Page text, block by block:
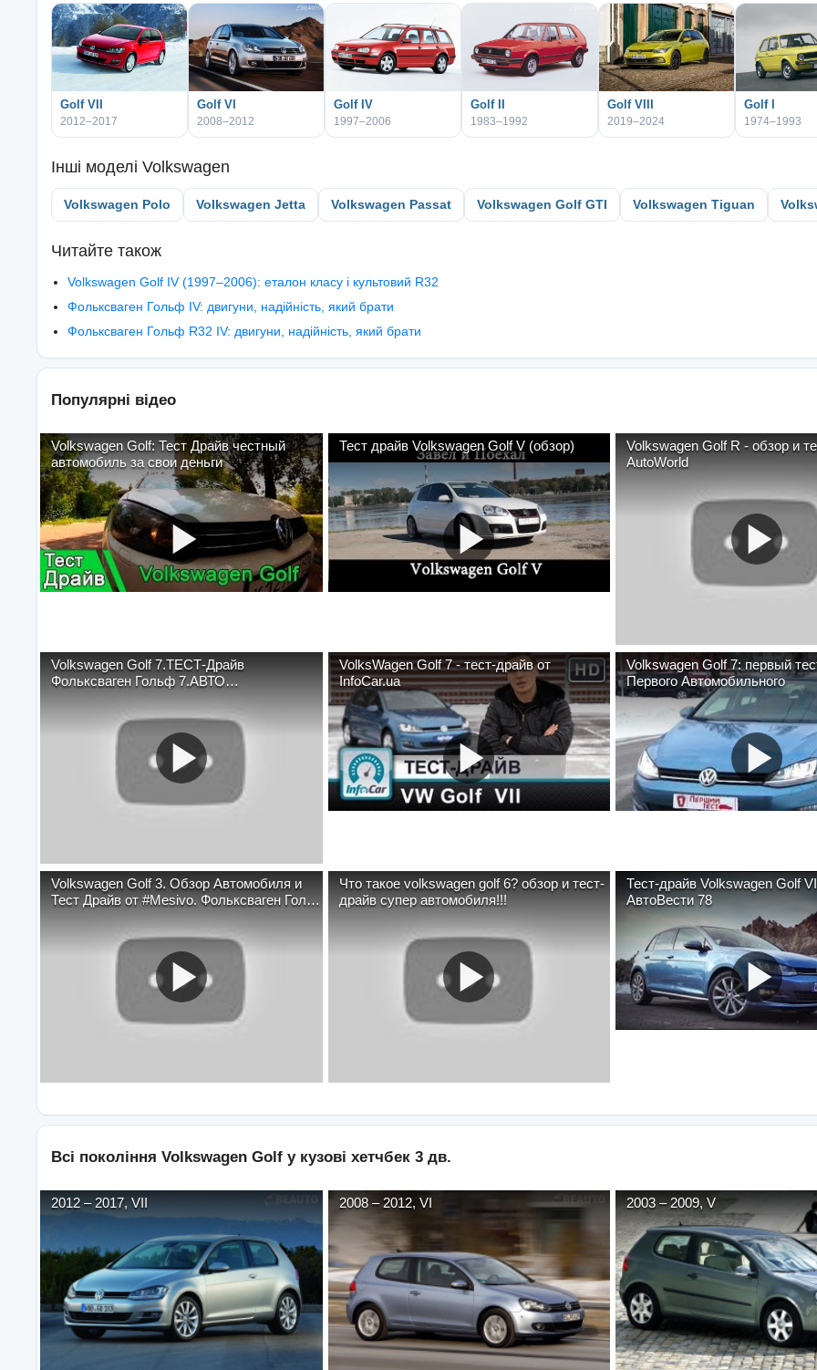
Golf VII
2012–2017
Golf VI
2008–2012
Golf IV
1997–2006
Golf II
1983–1992
Golf VIII
2019–2024
Golf I
1974–1993
Інші моделі Volkswagen
Volkswagen Polo Volkswagen Jetta Volkswagen Passat Volkswagen Golf GTI Volkswagen Tiguan
Читайте також
Volkswagen Golf IV (1997–2006): еталон класу і культовий R32
Фольксваген Гольф IV: двигуни, надійність, який брати
Фольксваген Гольф R32 IV: двигуни, надійність, який брати
Популярні відео
Volkswagen Golf: Тест Драйв честный
автомобиль за свои деньги
Тест драйв Volkswagen Golf V (обзор)
Volkswagen Golf R - обзор и
AutoWorld
Volkswagen Golf 7.ТЕСТ-Драйв
Фольксваген Гольф 7.АВТО
VolksWagen Golf 7 - тест-драйв от
InfoCar.ua
Volkswagen Golf 7: первый
Первого Автомобильного
Volkswagen Golf 3. Обзор Автомобиля и
Тест Драйв от #Mesivo. Фольксваген Гольф
Что такое volkswagen golf 6? обзор и тест-
драйв супер автомобиля!!!
Тест-драйв Volkswagen Golf
АвтоВести 78
Всі покоління Volkswagen Golf у кузові хетчбек 3 дв.
2012 –2017, VII 2008–2012, VI 2003–2009, V